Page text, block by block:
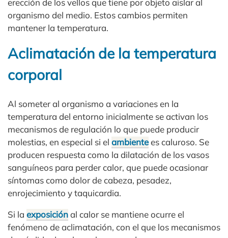
erección de los vellos que tiene por objeto aislar al
organismo del medio. Estos cambios permiten
mantener la temperatura.
Aclimatación de la temperatura
corporal
Al someter al organismo a variaciones en la
temperatura del entorno inicialmente se activan los
mecanismos de regulación lo que puede producir
molestias, en especial si el ambientees caluroso. Se
producen respuesta como la dilatación de los vasos
sanguíneos para perder calor, que puede ocasionar
síntomas como dolor de cabeza, pesadez,
enrojecimiento y taquicardia.
Si la exposiciónal calor se mantiene ocurre el
fenómeno de aclimatación, con el que los mecanismos